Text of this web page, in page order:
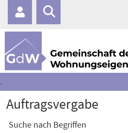
.
Auftragsvergabe
Suche nach Begriffen